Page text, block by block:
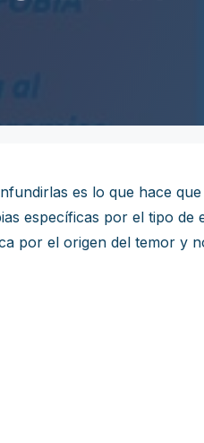
es lo que hace
específicas por el tipo de
por el origen del temor y